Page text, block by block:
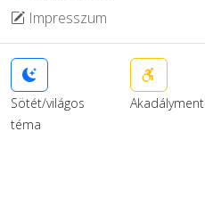
Impresszum
Sötét/világos
téma